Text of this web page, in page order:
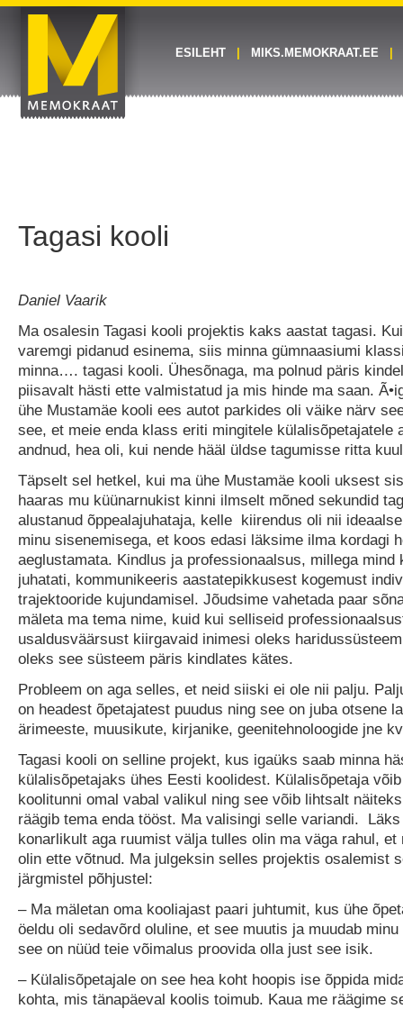
ESILEHT MIKS.MEMOKRAAT.EE
Tagasi kooli
Daniel Vaarik
Ma osalesin Tagasi kooli projektis kaks aastat tagasi.
varemgi pidanud esinema, siis minna gümnaasiumi
minna…. tagasi kooli. Ühesõnaga, ma polnud päris
piisavalt hästi ette valmistatud ja mis hinde ma saan.
ühe Mustamäe kooli ees autot parkides oli väike närv
see, et meie enda klass eriti mingitele külalisõpetajatele
andnud, hea oli, kui nende hääl üldse tagumisse ritta
Täpselt sel hetkel, kui ma ühe Mustamäe kooli uksest
haaras mu küünarnukist kinni ilmselt mõned sekundid
alustanud õppealajuhataja, kelle kiirendus oli nii
minu sisenemisega, et koos edasi läksime ilma kordagi
aeglustamata. Kindlus ja professionaalsus, millega mind
juhatati, kommunikeeris aastatepikkusest kogemust
trajektooride kujundamisel. Jõudsime vahetada paar
mäleta ma tema nime, kuid kui selliseid
usaldusväärsust kiirgavaid inimesi oleks
oleks see süsteem päris kindlates kätes.
Probleem on aga selles, et neid siiski ei ole nii palju.
on headest õpetajatest puudus ning see on juba otsene
ärimeeste, muusikute, kirjanike, geenitehnoloogide jne
Tagasi kooli on selline projekt, kus igaüks saab minna
külalisõpetajaks ühes Eesti koolidest. Külalisõpetaja
koolitunni omal vabal valikul ning see võib lihtsalt
räägib tema enda tööst. Ma valisingi selle variandi.
konarlikult aga ruumist välja tulles olin ma väga rahul, et
olin ette võtnud. Ma julgeksin selles projektis osalemist
järgmistel põhjustel:
– Ma mäletan oma kooliajast paari juhtumit, kus ühe
öeldu oli sedavõrd oluline, et see muutis ja muudab
see on nüüd teie võimalus proovida olla just see isik.
– Külalisõpetajale on see hea koht hoopis ise õppida
kohta, mis tänapäeval koolis toimub. Kaua me räägime